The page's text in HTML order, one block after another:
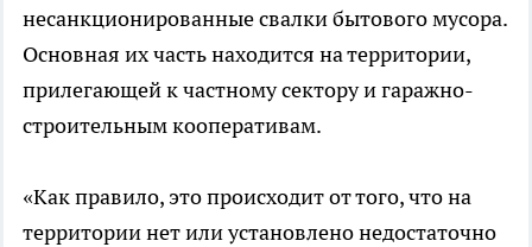
несанкционированные свалки бытового мусора.
Основная их часть находится на территории,
прилегающей к частному сектору и гаражно-
строительным кооперативам.
«Как правило, это происходит от того, что на
территории нет или установлено недостаточно